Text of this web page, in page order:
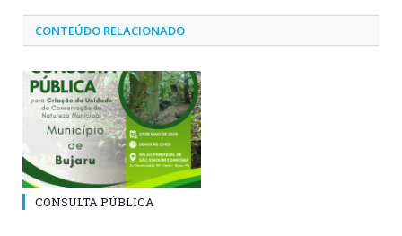
CONTEÚDO RELACIONADO
CONSULTA PÚBLICA